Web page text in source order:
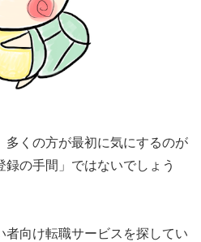
多くの方が最初に気にするのが
録の手間」ではないでしょう
者向け転職サービスを探してい